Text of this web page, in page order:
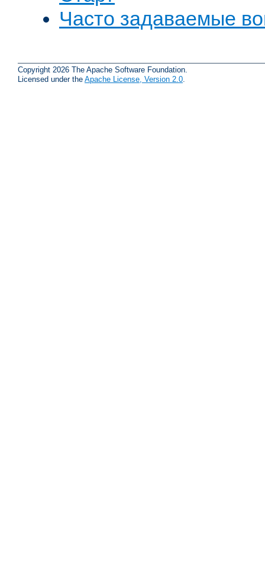
Часто задаваемые
Copyright 2026 The Apache Software Foundation.
Licensed under the Apache License, Version 2.0.